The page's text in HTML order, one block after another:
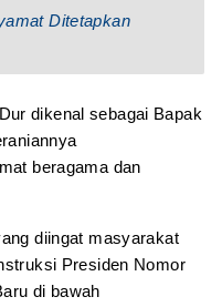
Ditetapkan
dikenal sebagai Bapak
beragama dan
diingat masyarakat
Presiden Nomor
di bawah